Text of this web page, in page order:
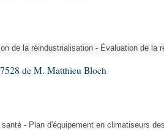
de la réindustrialisation - Évaluation de la
de M. Matthieu Bloch
- Plan d'équipement en climatiseurs